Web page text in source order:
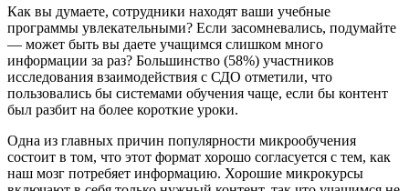
Как вы думаете, сотрудники находят ваши учебные
программы увлекательными? Если засомневались, подумайте
— может быть вы даете учащимся слишком много
информации за раз? Большинство (58%) участников
исследования взаимодействия с СДО отметили, что
пользовались бы системами обучения чаще, если бы контент
был разбит на более короткие уроки.
Одна из главных причин популярности микрообучения
состоит в том, что этот формат хорошо согласуется с тем, как
наш мозг потребяет информацию. Хорошие микрокурсы